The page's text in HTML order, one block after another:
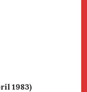
1983)